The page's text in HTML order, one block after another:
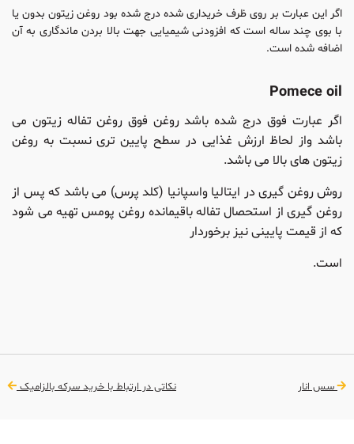
اگر این عبارت بر روی ظرف خریداری شده درج شده بود روغن زیتون بدون یا
با بوی چند ساله است که افزودنی شیمیایی جهت بالا بردن ماندگاری به آن
اضافه شده است.
Pomece oil
اگر عبارت فوق درج شده باشد روغن فوق روغن تفاله زیتون می
باشد واز لحاظ ارزش غذایی در سطح پایین تری نسبت به روغن
زیتون های بالا می باشد.
روش روغن گیری در ایتالیا واسپانیا (کلد پرس) می باشد که پس از
روغن گیری از استحصال تفاله باقیمانده روغن پومس تهیه می شود
که از قیمت پایینی نیز برخوردار
است.
سس انار نکاتی در ارتباط با خرید سرکه بالزامیک